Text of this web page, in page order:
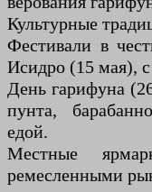
Культурные
Фестивали в
Исидро (15 мая),
День гарифуна
пунта,
едой.
Местные
ремесленными